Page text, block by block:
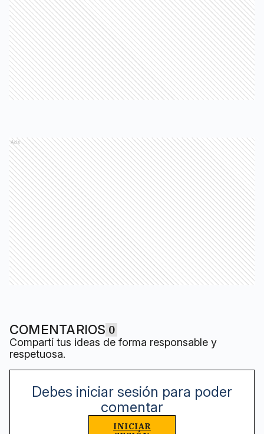
Ads
COMENTARIOS 0
Compartí tus ideas de forma responsable y
respetuosa.
Debes iniciar sesión para poder
comentar
INICIAR